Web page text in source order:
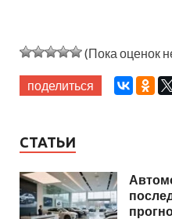
(Пока оценок
поделиться
СТАТЬИ